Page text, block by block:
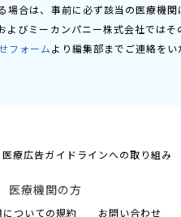
合は、事前に必ず該当の医療機関
びミーカンパニー株式会社ではそ
フォームより編集部までご連絡をい
医療広告ガイドラインへの取り組み
医療機関の方
ついての規約 お問い合わせ